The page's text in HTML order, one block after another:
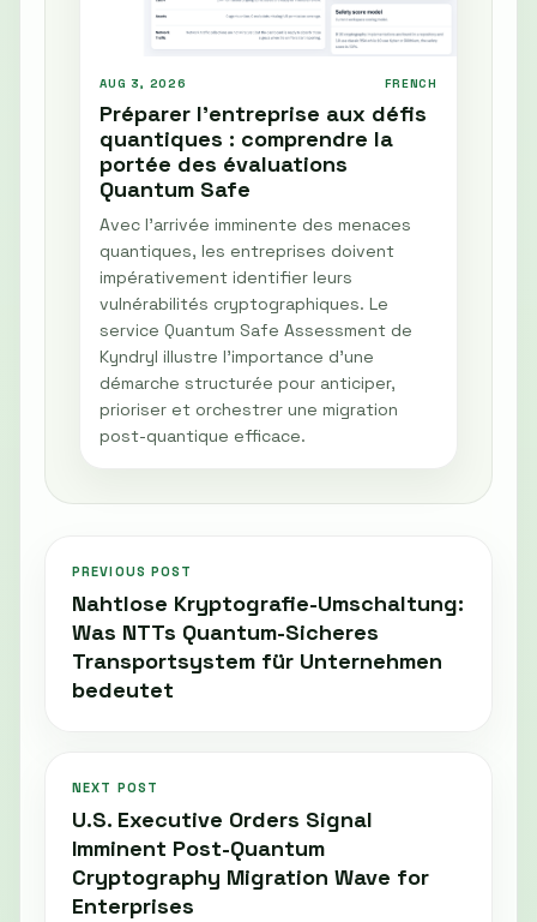
AUG 3, 2026 FRENCH
Préparer l'entreprise aux défis
quantiques : comprendre la
portée des évaluations
Quantum Safe
Avec l'arrivée imminente des menaces
quantiques, les entreprises doivent
impérativement identifier leurs
vulnérabilités cryptographiques. Le
service Quantum Safe Assessment de
Kyndryl illustre l'importance d'une
démarche structurée pour anticiper,
prioriser et orchestrer une migration
post-quantique efficace.
PREVIOUS POST
Nahtlose Kryptografie-Umschaltung:
Was NTTs Quantum-Sicheres
Transportsystem für Unternehmen
bedeutet
NEXT POST
U.S. Executive Orders Signal
Imminent Post-Quantum
Cryptography Migration Wave for
Enterprises